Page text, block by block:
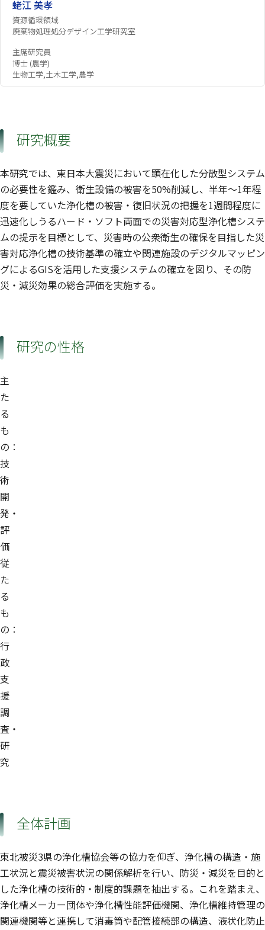
蛯江 美孝
資源循環領域
廃棄物処理処分デザイン工学研究室
主席研究員
博士 (農学)
生物工学,土木工学,農学
研究概要
本研究では、東日本大震災において顕在化した分散型システム
の必要性を鑑み、衛生設備の被害を50%削減し、半年〜1年程
度を要していた浄化槽の被害・復旧状況の把握を1週間程度に
迅速化しうるハード・ソフト両面での災害対応型浄化槽システ
ムの提示を目標として、災害時の公衆衛生の確保を目指した災
害対応浄化槽の技術基準の確立や関連施設のデジタルマッピン
グによるGISを活用した支援システムの確立を図り、その防
災・減災効果の総合評価を実施する。
研究の性格
主
た
る
も
の：
技
術
開
発・
評
価
従
た
る
も
の：
行
政
支
援
調
査・
研
究
全体計画
東北被災3県の浄化槽協会等の協力を仰ぎ、浄化槽の構造・施
工状況と震災被害状況の関係解析を行い、防災・減災を目的と
した浄化槽の技術的・制度的課題を抽出する。これを踏まえ、
浄化槽メーカー団体や浄化槽性能評価機関、浄化槽維持管理の
関連機関等と連携して消毒筒や配管接続部の構造、液状化防止